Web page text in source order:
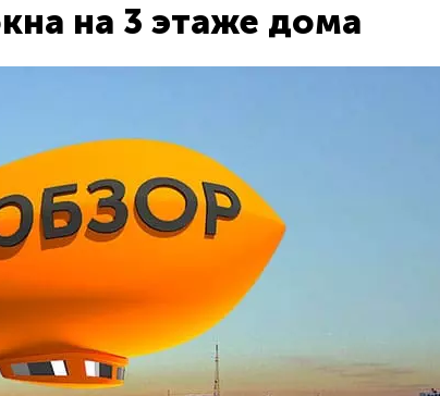
на 3 этаже дома